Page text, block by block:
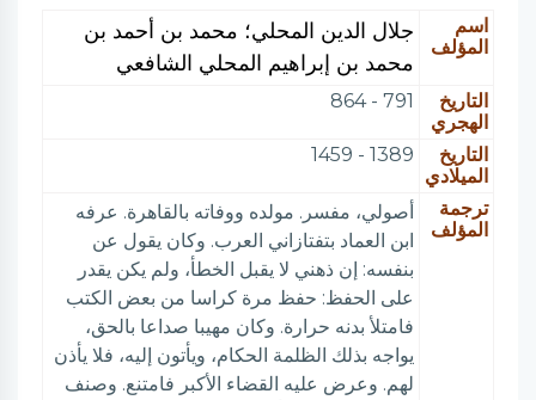
اسم
المؤلف
جلال الدين المحلي؛ محمد بن أحمد بن
محمد بن إبراهيم المحلي الشافعي
التاريخ
الهجري
791 - 864
التاريخ
الميلادي
1389 - 1459
ترجمة
المؤلف
أصولي، مفسر. مولده ووفاته بالقاهرة. عرفه
ابن العماد بتفتازاني العرب. وكان يقول عن
بنفسه: إن ذهني لا يقبل الخطأ، ولم يكن يقدر
على الحفظ: حفظ مرة كراسا من بعض الكتب
فامتلأ بدنه حرارة. وكان مهيبا صداعا بالحق،
يواجه بذلك الظلمة الحكام، ويأتون إليه، فلا يأذن
لهم. وعرض عليه القضاء الأكبر فامتنع. وصنف